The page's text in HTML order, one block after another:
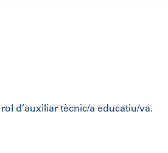
d’auxiliar tècnic/a educatiu/va.